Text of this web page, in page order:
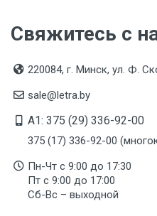
Свяжитесь с
220084, г. Минск, ул. Ф.
sale@letra.by
A1: 375 (29) 336-92-00
375 (17) 336-92-00
Пн-Чт с 9:00 до 17:30
Пт с 9:00 до 17:00
Сб-Вс – выходной